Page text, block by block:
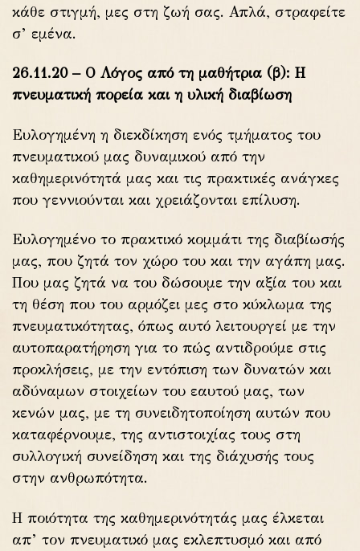
κάθε στιγμή, μες στη ζωή σας. Απλά, στραφείτε
σ’ εμένα.
26.11.20 – Ο Λόγος από τη μαθήτρια (β): Η
πνευματική πορεία και η υλική διαβίωση
Ευλογημένη η διεκδίκηση ενός τμήματος του
πνευματικού μας δυναμικού από την
καθημερινότητά μας και τις πρακτικές ανάγκες
που γεννιούνται και χρειάζονται επίλυση.
Ευλογημένο το πρακτικό κομμάτι της διαβίωσής
μας, που ζητά τον χώρο του και την αγάπη μας.
Που μας ζητά να του δώσουμε την αξία του και
τη θέση που του αρμόζει μες στο κύκλωμα της
πνευματικότητας, όπως αυτό λειτουργεί με την
αυτοπαρατήρηση για το πώς αντιδρούμε στις
προκλήσεις, με την εντόπιση των δυνατών και
αδύναμων στοιχείων του εαυτού μας, των
κενών μας, με τη συνειδητοποίηση αυτών που
καταφέρνουμε, της αντιστοιχίας τους στη
συλλογική συνείδηση και της διάχυσής τους
στην ανθρωπότητα.
Η ποιότητα της καθημερινότητάς μας έλκεται
απ’ τον πνευματικό μας εκλεπτυσμό και από